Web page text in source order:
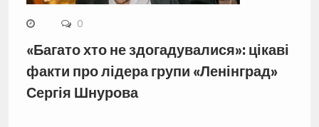
0
«Багато хто не здогадувалися»: цікаві
факти про лідера групи «Ленінград»
Сергія Шнурова